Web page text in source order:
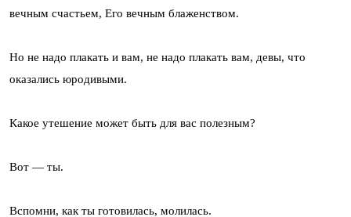
вечным счастьем, Его вечным блаженством.
Но не надо плакать и вам, не надо плакать вам, девы, что
оказались юродивыми.
Какое утешение может быть для вас полезным?
Вот — ты.
Вспомни, как ты готовилась, молилась.